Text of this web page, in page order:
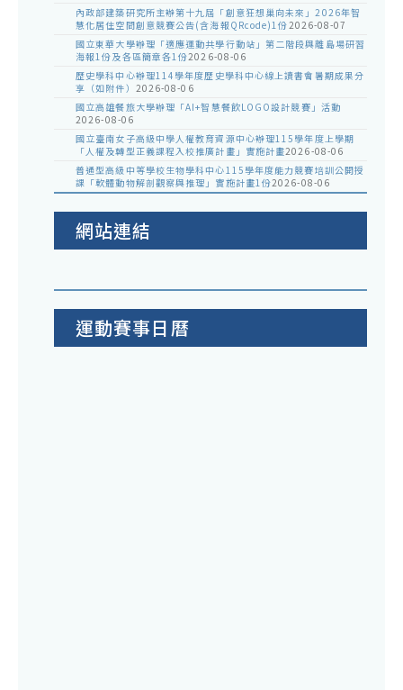
內政部建築研究所主辦第十九屆「創意狂想巢向未來」2026年智
慧化居住空間創意競賽公告(含海報QRcode)1份2026-08-07
國立東華大學辦理「適應運動共學行動站」第二階段與離島場研習
海報1份及各區簡章各1份2026-08-06
歷史學科中心辦理114學年度歷史學科中心線上讀書會暑期成果分
享（如附件） 2026-08-06
國立高雄餐旅大學辦理「AI+智慧餐飲LOGO設計競賽」活動
2026-08-06
國立臺南女子高級中學人權教育資源中心辦理115學年度上學期
「人權及轉型正義課程入校推廣計畫」實施計畫2026-08-06
普通型高級中等學校生物學科中心115學年度能力競賽培訓公開授
課「軟體動物解剖觀察與推理」實施計畫1份2026-08-06
網站連結
運動賽事日曆